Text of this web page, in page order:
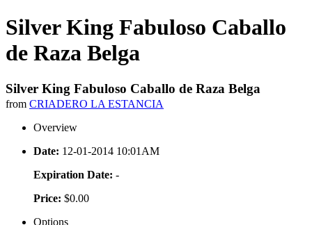
Silver King Fabuloso Caballo
de Raza Belga
Silver King Fabuloso Caballo de Raza Belga
from CRIADERO LA ESTANCIA
Overview
Date: 12-01-2014 10:01AM
Expiration Date: -
Price: $0.00
Options